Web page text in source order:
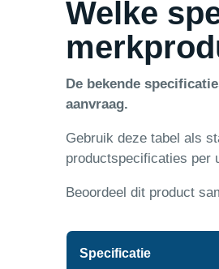
Welke
De bekende
aanvraag.
Gebruik deze tabel als
productspecificaties per
Beoordeel dit product
Specificatie